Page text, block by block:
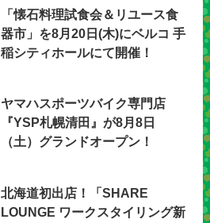
「懐石料理試食会＆リユース食
器市」を8月20日(木)にベルコ 手
稲シティホールにて開催！
ヤマハスポーツバイク専門店
『YSP札幌清田』が8月8日
（土）グランドオープン！
北海道初出店！「SHARE
LOUNGE ワークスタイリング新